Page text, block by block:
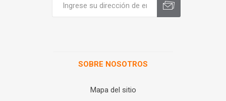
SOBRE NOSOTROS
Mapa del sitio